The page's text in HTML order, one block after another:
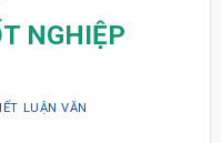
NGHIỆP
LUẬN VĂN